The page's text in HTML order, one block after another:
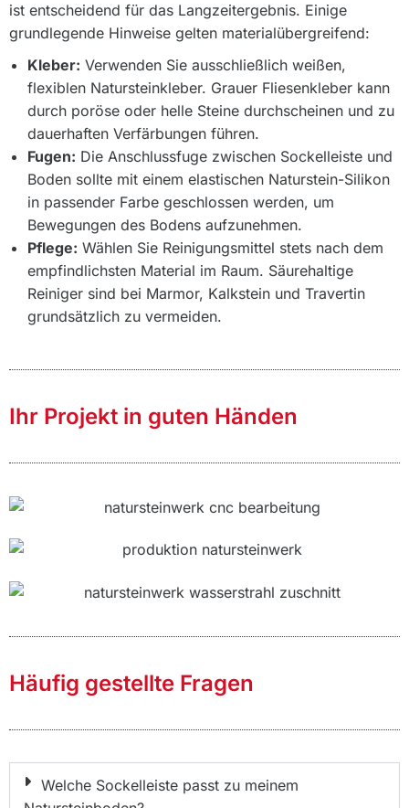
ist entscheidend für das Langzeitergebnis. Einige
grundlegende Hinweise gelten materialübergreifend:
Kleber: Verwenden Sie ausschließlich weißen,
flexiblen Natursteinkleber. Grauer Fliesenkleber kann
durch poröse oder helle Steine durchscheinen und zu
dauerhaften Verfärbungen führen.
Fugen: Die Anschlussfuge zwischen Sockelleiste und
Boden sollte mit einem elastischen Naturstein-Silikon
in passender Farbe geschlossen werden, um
Bewegungen des Bodens aufzunehmen.
Pflege: Wählen Sie Reinigungsmittel stets nach dem
empfindlichsten Material im Raum. Säurehaltige
Reiniger sind bei Marmor, Kalkstein und Travertin
grundsätzlich zu vermeiden.
Ihr Projekt in guten Händen
Häufig gestellte Fragen
Welche Sockelleiste passt zu meinem